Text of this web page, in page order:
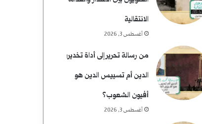
الانتقالية
أغسطس 3, 2026
من رسالة تحرير إلى أداة تخدير:
الدين أم تسييس الدين هو
أفيون الشعوب؟
أغسطس 3, 2026